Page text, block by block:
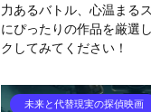
力あるバトル、心温まる
にぴったりの作品を厳選
クしてみてください！
未来と代替現実の探偵映画